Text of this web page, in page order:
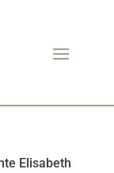
Elisabeth